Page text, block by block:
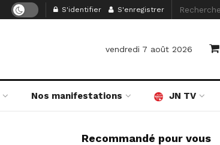
S'identifier S'enregistrer
vendredi 7 août 2026
Nos manifestations JN TV
Recommandé pour vous